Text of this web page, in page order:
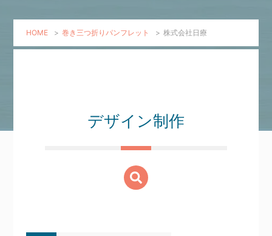
HOME > 巻き三つ折りパンフレット > 株式会社日療
デザイン制作